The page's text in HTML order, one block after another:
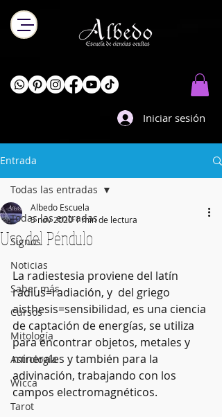
Iniciar sesión
Entrada
Todas las entradas
Signos
Noticias
Saber más
Cursos
Mitología
Astrología
Wicca
Tarot
Todas las entradas
Uso del Péndulo
Albedo Escuela
5 nov 20201 min de lectura
La radiestesia proviene del latín
radius=radiación, y  del griego
aisthesis=sensibilidad, es una ciencia
de captación de energías, se utiliza
para encontrar objetos, metales y
minerales y también para la
adivinación, trabajando con los
campos electromagnéticos.